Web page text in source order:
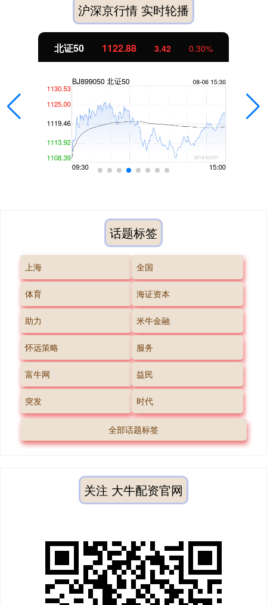
沪深京行情 实时轮播
北证50 1122.88 3.42 0.30%
话题标签
上海 全国
体育 海证资本
助力 米牛金融
怀远策略 服务
富牛网 益民
突发 时代
全部话题标签
关注 大牛配资官网